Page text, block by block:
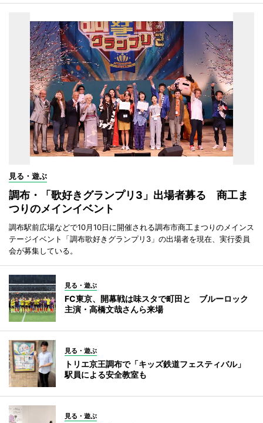
見る・遊ぶ
調布・「歌好きグランプリ3」出場者募る 商工ま
つりのメインイベント
調布駅前広場などで10月10日に開催される調布市商工まつりのメインス
テージイベント「調布歌好きグランプリ3」の出場者を現在、実行委員
会が募集している。
見る・遊ぶ
FC東京、開幕戦は味スタで町田と ブルーロック
主演・高橋文哉さんら来場
見る・遊ぶ
トリエ京王調布で「キッズ鉄道フェスティバル」
駅員による安全教室も
見る・遊ぶ